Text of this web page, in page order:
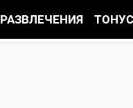
РАЗВЛЕЧЕНИЯ ТОНУС